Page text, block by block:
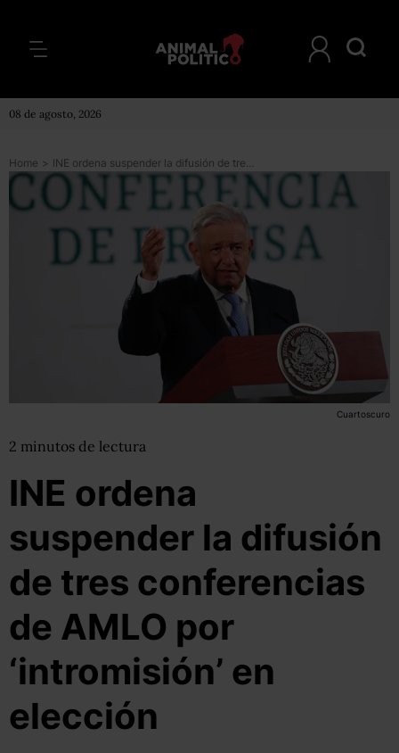
08 de agosto, 2026
Home > INE ordena suspender la difusión de tres conferencias de AMLO por ‘intromisión’ en elección
Cuartoscuro
2 minutos de lectura
INE ordena
suspender la difusión
de tres conferencias
de AMLO por
‘intromisión’ en
elección